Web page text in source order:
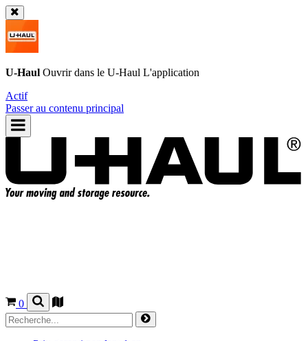
U-Haul Ouvrir dans le U-Haul L'application
Actif
Passer au contenu principal
0